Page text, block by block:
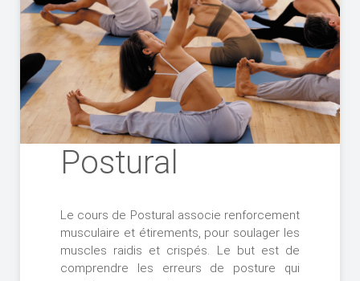
Postural
Le cours de Postural associe renforcement
musculaire et étirements, pour soulager les
muscles raidis et crispés. Le but est de
comprendre les erreurs de posture qui